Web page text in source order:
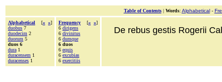
Table of Contents| Words: Alphabetical-
Alphabetical [« »]
duobus 7
duodecim 2
duorum 5
duos 6
dura 1
duracensem 1
duracenses 1
Frequency [« »]
6 dirigens
6 divinitus
6 dumque
6 duos
6 equis
6 excubias
6 exercitiis
De rebus gestis Rogerii